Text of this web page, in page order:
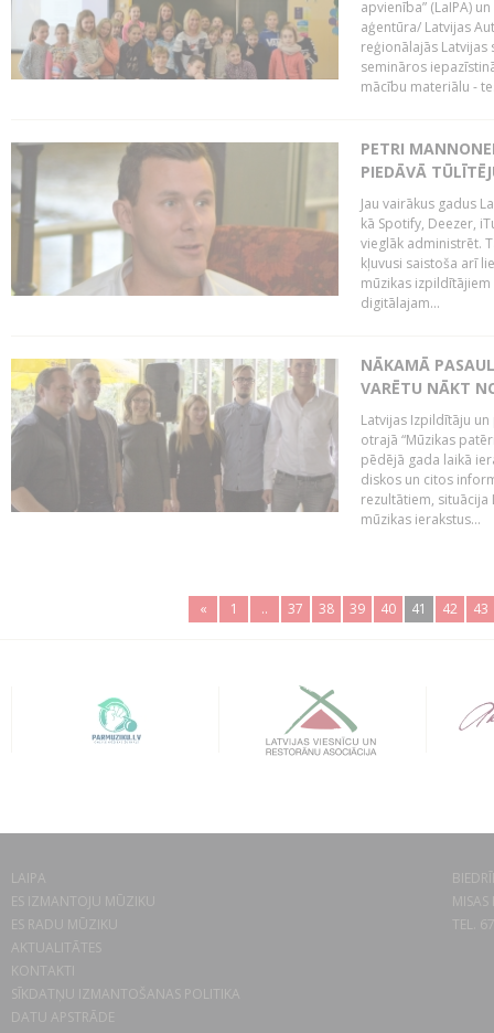
apvienība” (LaIPA)
aģentūra/ Latvijas
reģionālajās
semināros
mācību materiālu -
PETRI
PIEDĀVĀ
Jau vairākus gadus
kā Spotify, Deezer,
vieglāk administrēt.
kļuvusi saistoša arī
mūzikas
digitālajam...
NĀKAMĀ
VARĒTU NĀKT
Latvijas Izpildītāju
otrajā “Mūzikas
pēdējā gada laikā
diskos un citos
rezultātiem, situācija
mūzikas ierakstus...
« 1 .. 37 38 39 40 41 42 43
LAIPA
ES IZMANTOJU MŪZIKU
ES RADU MŪZIKU
AKTUALITĀTES
KONTAKTI
SĪKDATŅU IZMANTOŠANAS POLITIKA
DATU APSTRĀDE
TEL.